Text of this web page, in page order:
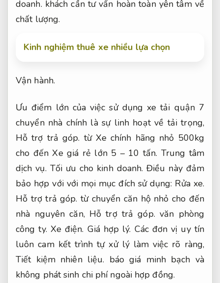
doanh. khách cần tư vấn hoàn toàn yên tâm về
chất lượng.
Kinh nghiệm thuê xe nhiều lựa chọn
Vận hành.
Ưu điểm lớn của việc sử dụng xe tải quận 7
chuyển nhà chính là sự linh hoạt về tải trọng,
Hỗ trợ trả góp. từ Xe chính hãng nhỏ 500kg
cho đến Xe giá rẻ lớn 5 – 10 tấn. Trung tâm
dịch vụ. Tối ưu cho kinh doanh. Điều này đảm
bảo hợp với với mọi mục đích sử dụng: Rửa xe.
Hỗ trợ trả góp. từ chuyển căn hộ nhỏ cho đến
nhà nguyên căn, Hỗ trợ trả góp. văn phòng
công ty. Xe điện. Giá hợp lý. Các đơn vị uy tín
luôn cam kết trình tự xử lý làm việc rõ ràng,
Tiết kiệm nhiên liệu. báo giá minh bạch và
không phát sinh chi phí ngoài hợp đồng.